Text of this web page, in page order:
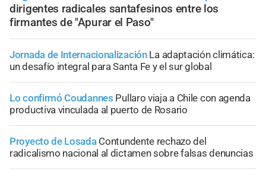
dirigentes radicales santafesinos entre los
firmantes de "Apurar el Paso"
Jornada de Internacionalización La adaptación climática:
un desafío integral para Santa Fe y el sur global
Lo confirmó Coudannes Pullaro viaja a Chile con agenda
productiva vinculada al puerto de Rosario
Proyecto de Losada Contundente rechazo del
radicalismo nacional al dictamen sobre falsas denuncias